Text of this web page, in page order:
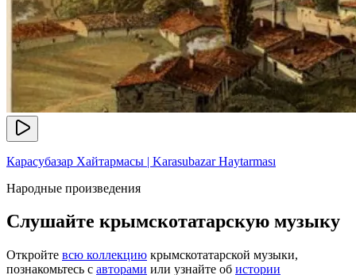
Карасубазар Хайтармасы | Karasubazar Haytarması
Народные произведения
Слушайте крымскотатарскую музыку
Откройте всю коллекцию крымскотатарской музыки,
познакомьтесь с авторами или узнайте об истории